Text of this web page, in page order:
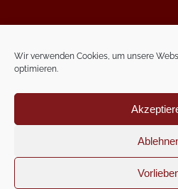
Wir verwenden Cookies, um unsere
optimieren.
Datenschutzerklärung